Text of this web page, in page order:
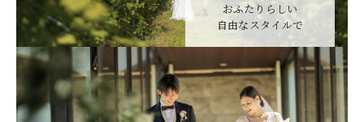
BRIDAL FAIR相談会
WEDDING & PHOTO PLAN
ウエディングプラン
REPORT カップルレポート
おふたりらしい
自由なスタイルで